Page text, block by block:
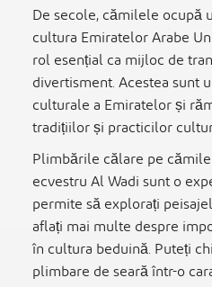
De secole, cămilele ocupă
cultura Emiratelor Arabe
rol esențial ca mijloc de
divertisment. Acestea sunt
culturale a Emiratelor și
tradițiilor și practicilor
Plimbările călare pe
ecvestru Al Wadi sunt o
permite să explorați
aflați mai multe despre
în cultura beduină. Puteți
plimbare de seară într-o